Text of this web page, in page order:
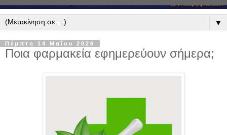
▼
Πέμπτη 14 Μαΐου 2026
Ποια φαρμακεία εφημερεύουν σήμερα;